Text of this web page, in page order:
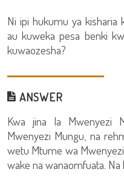
Ni ipi hukumu ya kisharia
au kuweka pesa benki
kuwaozesha?
ANSWER
Kwa jina la Mwenyezi
Mwenyezi Mungu, na
wetu Mtume wa
wake na wanaomfuata. Na